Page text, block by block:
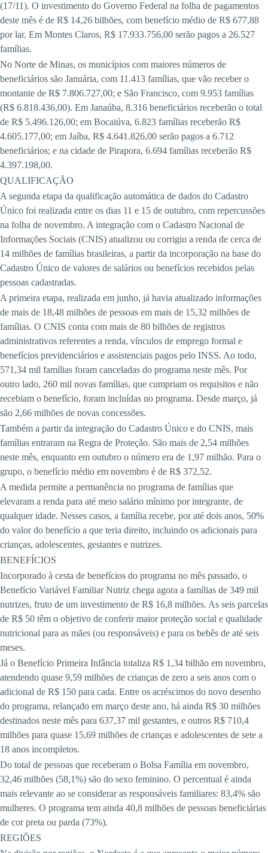
(17/11). O investimento do Governo Federal na folha de pagamentos
deste mês é de R$ 14,26 bilhões, com benefício médio de R$ 677,88
por lar. Em Montes Claros, R$ 17.933.756,00 serão pagos a 26.527
famílias.
No Norte de Minas, os municípios com maiores números de
beneficiários são Januária, com 11.413 famílias, que vão receber o
montante de R$ 7.806.727,00; e São Francisco, com 9.953 famílias
(R$ 6.818.436,00). Em Janaúba, 8.316 beneficiários receberão o total
de R$ 5.496.126,00; em Bocaiúva, 6.823 famílias receberão R$
4.605.177,00; em Jaíba, R$ 4.641.826,00 serão pagos a 6.712
beneficiários; e na cidade de Pirapora, 6.694 famílias receberão R$
4.397.198,00.
QUALIFICAÇÃO
A segunda etapa da qualificação automática de dados do Cadastro
Único foi realizada entre os dias 11 e 15 de outubro, com repercussões
na folha de novembro. A integração com o Cadastro Nacional de
Informações Sociais (CNIS) atualizou ou corrigiu a renda de cerca de
14 milhões de famílias brasileiras, a partir da incorporação na base do
Cadastro Único de valores de salários ou benefícios recebidos pelas
pessoas cadastradas.
A primeira etapa, realizada em junho, já havia atualizado informações
de mais de 18,48 milhões de pessoas em mais de 15,32 milhões de
famílias. O CNIS conta com mais de 80 bilhões de registros
administrativos referentes a renda, vínculos de emprego formal e
benefícios previdenciários e assistenciais pagos pelo INSS. Ao todo,
571,34 mil famílias foram canceladas do programa neste mês. Por
outro lado, 260 mil novas famílias, que cumpriam os requisitos e não
recebiam o benefício, foram incluídas no programa. Desde março, já
são 2,66 milhões de novas concessões.
Também a partir da integração do Cadastro Único e do CNIS, mais
famílias entraram na Regra de Proteção. São mais de 2,54 milhões
neste mês, enquanto em outubro o número era de 1,97 milhão. Para o
grupo, o benefício médio em novembro é de R$ 372,52.
A medida permite a permanência no programa de famílias que
elevaram a renda para até meio salário mínimo por integrante, de
qualquer idade. Nesses casos, a família recebe, por até dois anos, 50%
do valor do benefício a que teria direito, incluindo os adicionais para
crianças, adolescentes, gestantes e nutrizes.
BENEFÍCIOS
Incorporado à cesta de benefícios do programa no mês passado, o
Benefício Variável Familiar Nutriz chega agora a famílias de 349 mil
nutrizes, fruto de um investimento de R$ 16,8 milhões. As seis parcelas
de R$ 50 têm o objetivo de conferir maior proteção social e qualidade
nutricional para as mães (ou responsáveis) e para os bebês de até seis
meses.
Já o Benefício Primeira Infância totaliza R$ 1,34 bilhão em novembro,
atendendo quase 9,59 milhões de crianças de zero a seis anos com o
adicional de R$ 150 para cada. Entre os acréscimos do novo desenho
do programa, relançado em março deste ano, há ainda R$ 30 milhões
destinados neste mês para 637,37 mil gestantes, e outros R$ 710,4
milhões para quase 15,69 milhões de crianças e adolescentes de sete a
18 anos incompletos.
Do total de pessoas que receberam o Bolsa Família em novembro,
32,46 milhões (58,1%) são do sexo feminino. O percentual é ainda
mais relevante ao se considerar as responsáveis familiares: 83,4% são
mulheres. O programa tem ainda 40,8 milhões de pessoas beneficiárias
de cor preta ou parda (73%).
REGIÕES